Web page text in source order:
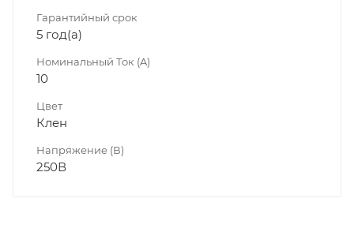
Гарантийный срок
5 год(а)
Номинальный Ток (A)
10
Цвет
Клен
Напряжение (В)
250В